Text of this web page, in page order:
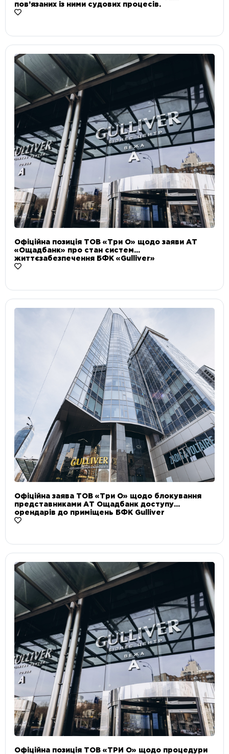
пов’язаних із ними судових процесів.
Офіційна позиція ТОВ «Три О» щодо заяви АТ
«Ощадбанк» про стан систем
життєзабезпечення БФК «Gulliver»
Офіційна заява ТОВ «Три О» щодо блокування
представниками АТ Ощадбанк доступу
орендарів до приміщень БФК Gulliver
Офіційна позиція ТОВ «ТРИ О» щодо процедури